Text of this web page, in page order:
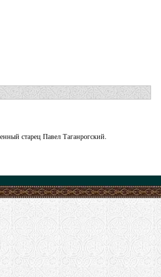
старец Павел Таганрогский.